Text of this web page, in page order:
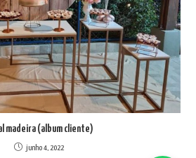
madeira (album cliente)
junho 4, 2022